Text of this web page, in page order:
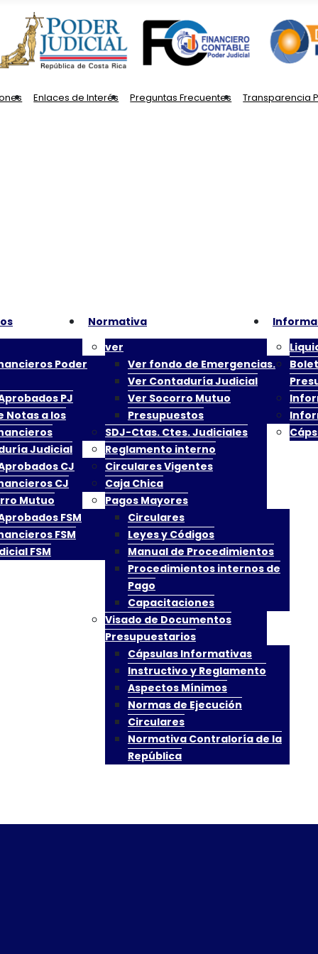
Enlaces de Interés Preguntas Frecuentes Transparencia
Poder
PJ
Notas a los
Judicial
CJ
CJ
Mutuo
FSM
FSM
FSM
Normativa
ver
Ver fondo de Emergencias.
Ver Contaduría Judicial
Ver Socorro Mutuo
Presupuestos
SDJ-Ctas. Ctes. Judiciales
Reglamento interno
Circulares Vigentes
Caja Chica
Pagos Mayores
Circulares
Leyes y Códigos
Manual de Procedimientos
Procedimientos internos de
Pago
Capacitaciones
Visado de Documentos
Presupuestarios
Cápsulas Informativas
Instructivo y Reglamento
Aspectos Mínimos
Normas de Ejecución
Circulares
Normativa Contraloría de la
República
del Macro Proceso
Socorro Mutuo, de la cuenta denominada
de ejecución presupuestaria a las oficinas que así
corrientes judiciales, conforme al
la Corte Plena , el Consejo Superior y/o la Dirección
Presupuestaria
Menú Secundario
Control Sala de
Preguntas Frecuentes
Transparencia
Correos Oficiales
Reportes para Análisis